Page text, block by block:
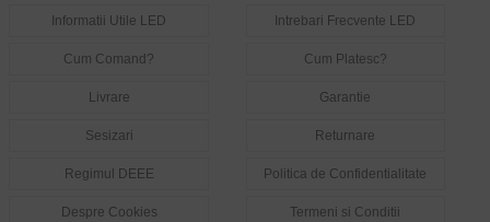
Informatii Utile LED Intrebari Frecvente LED
Cum Comand? Cum Platesc?
Livrare Garantie
Sesizari Returnare
Regimul DEEE Politica de Confidentialitate
Despre Cookies Termeni si Conditii